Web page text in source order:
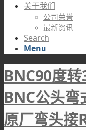
关于我们
公司荣誉
最新资讯
Search
Menu
BNC90度
BNC公头
原厂弯头接